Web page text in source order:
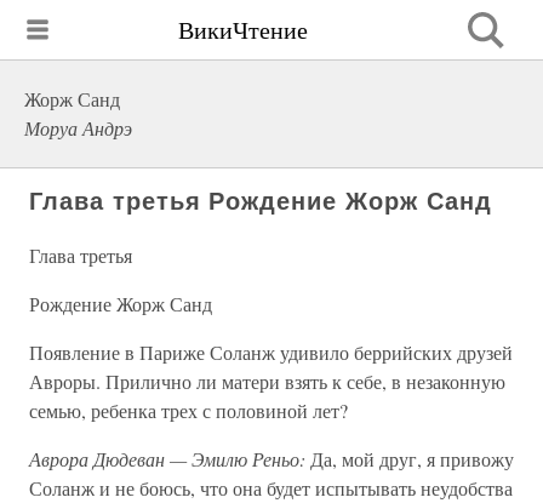
ВикиЧтение
Жорж Санд
Моруа Андрэ
Глава третья Рождение Жорж Санд
Глава третья
Рождение Жорж Санд
Появление в Париже Соланж удивило беррийских друзей
Авроры. Прилично ли матери взять к себе, в незаконную
семью, ребенка трех с половиной лет?
Аврора Дюдеван — Эмилю Реньо: Да, мой друг, я привожу
Соланж и не боюсь, что она будет испытывать неудобства